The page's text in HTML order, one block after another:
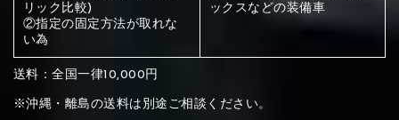
④Brown ⑤Dark Brown ⑥Yellow
④Brown ⑤Dark Brown
①Black ③Light gray
①Black
リック比較)
②指定の固定方法が取れな
い為
ックスなどの装備車
送料：全国一律10,000円
※沖縄・離島の送料は別途ご相談ください。